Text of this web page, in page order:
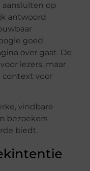
op
antwoord
goed
over gaat. De
lezers, maar
voor
vindbare
bezoekers
biedt.